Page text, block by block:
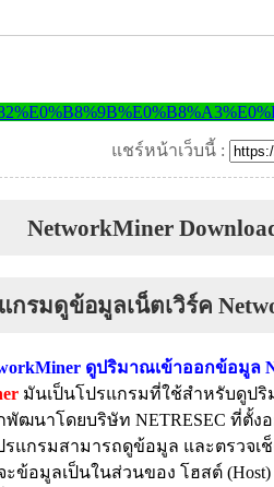
แชร์หน้าเว็บนี้ :
NetworkMiner
ดูปริมาณเข้าออกข้อมูล
มันเป็นโปรแกรมที่ใช้สำหรับดูป
พัฒนาโดยบริษัท NETRESEC ที่ตั้ง
ปรแกรมสามารถดูข้อมูล และตรวจ
ะข้อมูลเป็นในส่วนของ โฮสต์